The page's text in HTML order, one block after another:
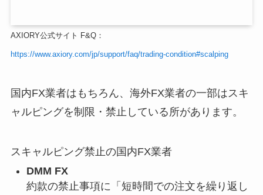
AXIORY公式サイト F&Q：
https://www.axiory.com/jp/support/faq/trading-condition#scalping
国内FX業者はもちろん、海外FX業者の一部はスキ
ャルピングを制限・禁止している所があります。
スキャルピング禁止の国内FX業者
DMM FX
約款の禁止事項に「短時間での注文を繰り返し